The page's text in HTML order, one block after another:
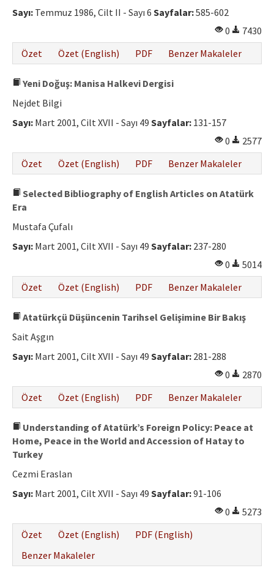
Sayı: Temmuz 1986, Cilt II - Sayı 6 Sayfalar:585-602
0
7430
Özet
Özet (English) PDF Benzer Makaleler
Yeni Doğuş: Manisa Halkevi Dergisi
Nejdet Bilgi
Sayı: Mart 2001, Cilt XVII - Sayı 49 Sayfalar: 131-157
0
2577
Özet
Özet (English) PDF Benzer Makaleler
Selected Bibliography of English Articles on Atatürk
Era
Mustafa Çufalı
Sayı: Mart 2001, Cilt XVII - Sayı 49 Sayfalar: 237-280
0
5014
Özet
Özet (English) PDF Benzer Makaleler
Atatürkçü Düşüncenin Tarihsel Gelişimine Bir Bakış
Sait Aşgın
Sayı: Mart 2001, Cilt XVII - Sayı 49 Sayfalar: 281-288
0
2870
Özet
Özet (English) PDF Benzer Makaleler
Understanding of Atatürk’s Foreign Policy: Peace at
Home, Peace in the World and Accession of Hatay to
Turkey
Cezmi Eraslan
Sayı: Mart 2001, Cilt XVII - Sayı 49 Sayfalar:91-106
0
5273
Özet
Özet (English)
PDF (English)
Benzer Makaleler